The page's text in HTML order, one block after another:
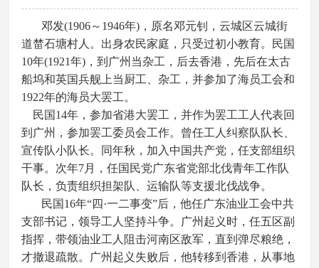
邓发(1906～1946年)，原名邓元钊，云城区云城街
道榃石塘村人。出身农民家庭，只受过初小教育。民国
10年(1921年)，到广州当杂工，后去香港，先后在太古
船坞和英国兵舰上当厨工、杂工，并参加了海员工会和
1922年的海员大罢工。
民国14年，参加省港大罢工，并作为罢工工人代表回
到广州，参加罢工委员会工作。曾任工人纠察队队长、
宣传队小队长。同年秋，加入中国共产党，任支部组织
干事。次年7月，任国民党广东省党部北伐青年工作队
队长，负责组织担架队、运输队等支援北伐战争。
民国16年“四·一二事变”后，他任广东油业工会中共
支部书记，领导工人坚持斗争。广州起义时，任五区副
指挥，带领油业工人阻击河南区敌军，直到弹尽粮绝，
才撤退疏散。广州起义失败后，他转移到香港，从事地